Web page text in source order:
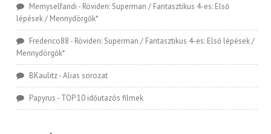
Memyselfandi - Röviden: Superman / Fantasztikus 4-es: Első
lépések / Mennydörgők*
Frederico88 - Röviden: Superman / Fantasztikus 4-es: Első lépések /
Mennydörgők*
BKaulitz-Alias sorozat
Papyrus - TOP 10 időutazós filmek